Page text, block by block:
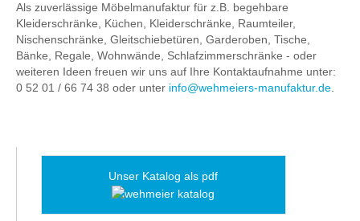
Als zuverlässige Möbelmanufaktur für z.B. begehbare
Kleiderschränke, Küchen, Kleiderschränke, Raumteiler,
Nischenschränke, Gleitschiebetüren, Garderoben, Tische,
Bänke, Regale, Wohnwände, Schlafzimmerschränke - oder
weiteren Ideen freuen wir uns auf Ihre Kontaktaufnahme unter:
0 52 01 / 66 74 38 oder unter info@wehmeiers-manufaktur.de.
Unser Katalog als pdf